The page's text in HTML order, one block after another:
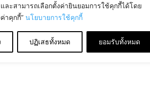
ละสามารถเลือกตั้งค่ายินยอมการใช้คุกกี้ได้โดย
าคุกกี้” นโยบายการใช้คุกกี้
ปฏิเสธทั้งหมด ยอมรับทั้งหมด